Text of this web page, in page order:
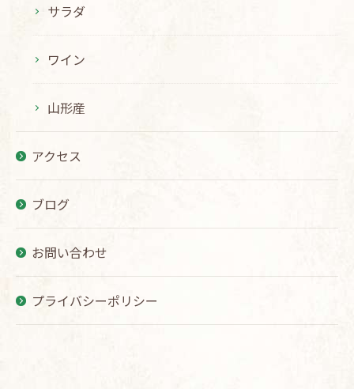
サラダ
ワイン
山形産
アクセス
ブログ
お問い合わせ
プライバシーポリシー